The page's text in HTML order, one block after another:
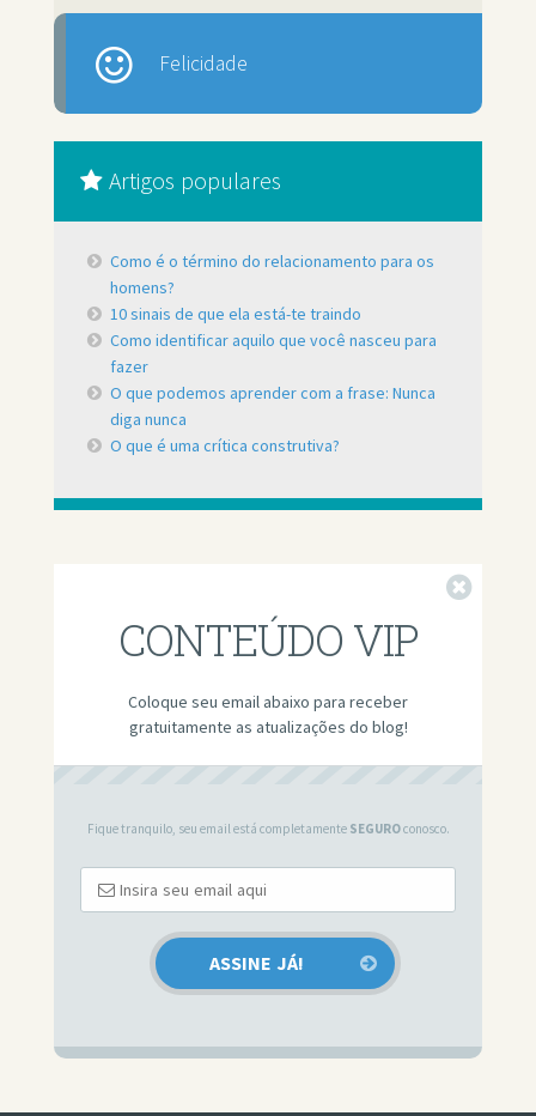
Felicidade
Artigos populares
Como é o término do relacionamento para os
homens?
10 sinais de que ela está-te traindo
Como identificar aquilo que você nasceu para
fazer
O que podemos aprender com a frase: Nunca
diga nunca
O que é uma crítica construtiva?
CONTEÚDO VIP
Coloque seu email abaixo para receber
gratuitamente as atualizações do blog!
Fique tranquilo, seu email está completamente SEGUROconosco.